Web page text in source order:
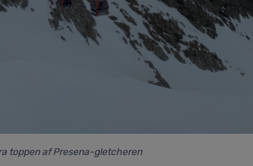
toppen af Presena-gletcheren